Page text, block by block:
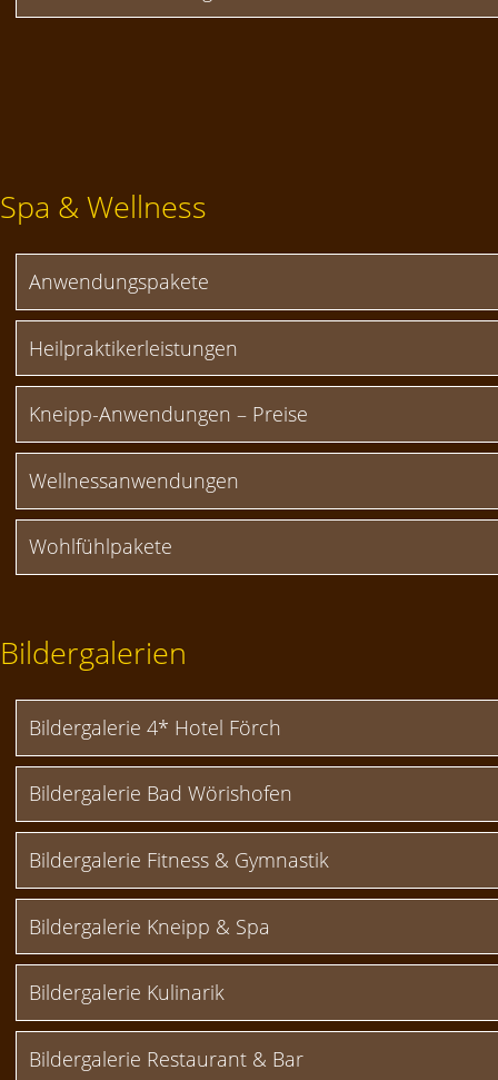
Spa & Wellness
Anwendungspakete
Heilpraktikerleistungen
Kneipp-Anwendungen – Preise
Wellnessanwendungen
Wohlfühlpakete
Bildergalerien
Bildergalerie 4* Hotel Förch
Bildergalerie Bad Wörishofen
Bildergalerie Fitness & Gymnastik
Bildergalerie Kneipp & Spa
Bildergalerie Kulinarik
Bildergalerie Restaurant & Bar